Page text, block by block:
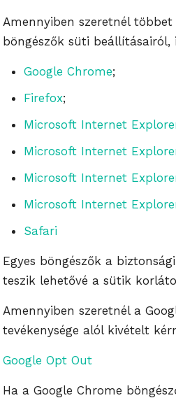
Amennyiben szeretnél
böngészők süti
Google Chrome;
Firefox;
Microsoft Internet
Microsoft Internet
Microsoft Internet
Microsoft Internet
Safari
Egyes böngészők a
teszik lehetővé a sütik
Amennyiben szeretnél a
tevékenysége alól kivételt
Google Opt Out
Ha a Google Chrome